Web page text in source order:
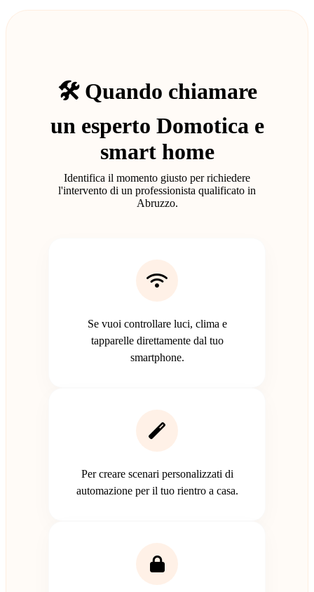
🛠️ Quando chiamare
un esperto Domotica e
smart home
Identifica il momento giusto per richiedere
l'intervento di un professionista qualificato in
Abruzzo.
Se vuoi controllare luci, clima e
tapparelle direttamente dal tuo
smartphone.
Per creare scenari personalizzati di
automazione per il tuo rientro a casa.